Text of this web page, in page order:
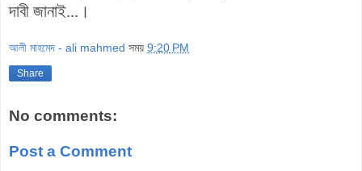
দাবী জানাই...।
আলী মাহমেদ - ali mahmed সময় 9:20 PM
Share
No comments:
Post a Comment